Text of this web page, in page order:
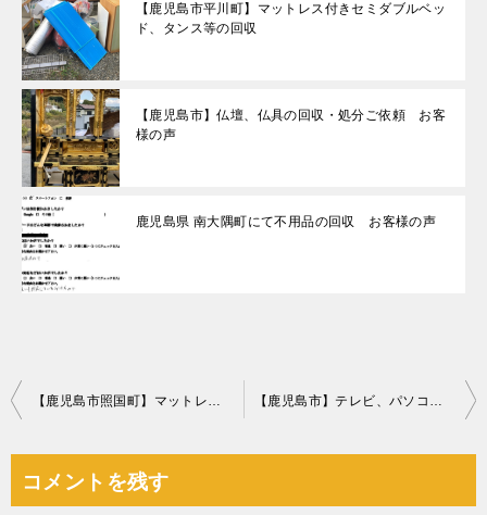
【鹿児島市平川町】マットレス付きセミダブルベッ
ド、タンス等の回収
【鹿児島市】仏壇、仏具の回収・処分ご依頼 お客
様の声
鹿児島県 南大隅町にて不用品の回収 お客様の声
投
ビ
【鹿児島市照国町】マットレス付きダブルベッドの回収・処分ご依頼 【鹿児島市】テレビ、パソコン等の回収・処分ご依頼 お客様の声
コメントを残す